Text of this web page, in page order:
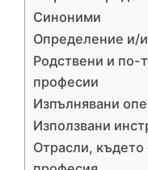
Синоними
Определение и/
Родствени и по-
професии
Изпълнявани
Използвани
Отрасли, където